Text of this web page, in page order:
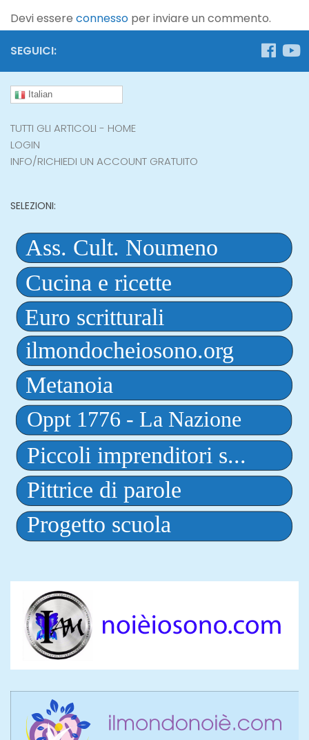
Devi essere connesso per inviare un commento.
SEGUICI:
Italian
TUTTI GLI ARTICOLI - HOME
LOGIN
INFO/RICHIEDI UN ACCOUNT GRATUITO
SELEZIONI: